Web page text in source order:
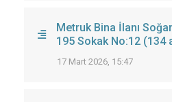
Metruk Bina İlanı
195 Sokak No:12 (134
17 Mart 2026, 15:47